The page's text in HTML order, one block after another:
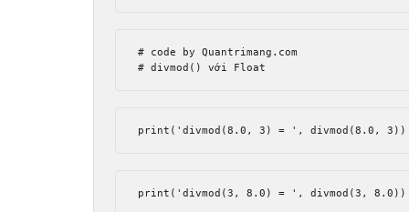
# code by Quantrimang.com
# divmod() với Float
print ( 'divmod(8.0, 3) = ' , divmod (8.0 , 3 ))
print ( 'divmod(3, 8.0) = ' , divmod (3 , 8.0 ))